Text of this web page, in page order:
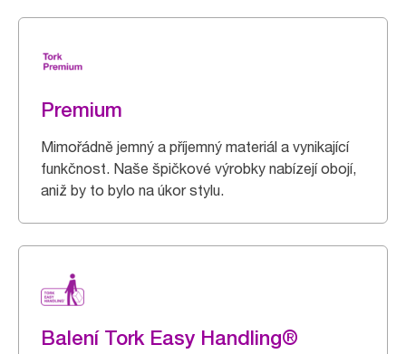
Premium
Mimořádně jemný a příjemný materiál a vynikající
funkčnost. Naše špičkové výrobky nabízejí obojí,
aniž by to bylo na úkor stylu.
Balení Tork Easy Handling®